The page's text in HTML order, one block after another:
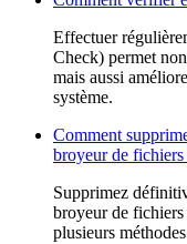
Effectuer
Check) permet
mais aussi
système.
Comment
broyeur de
Supprimez
broyeur de
plusieurs